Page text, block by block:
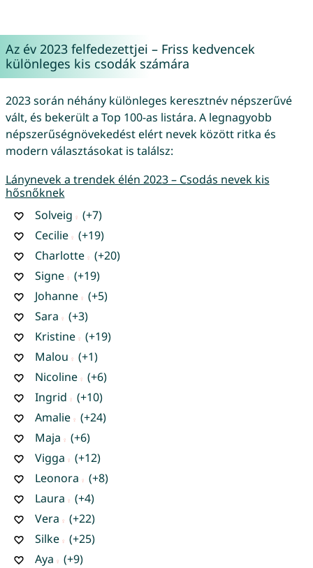
Az év 2023 felfedezettjei – Friss kedvencek
különleges kis csodák számára
2023 során néhány különleges keresztnév népszerűvé
vált, és bekerült a Top 100-as listára. A legnagyobb
népszerűségnövekedést elért nevek között ritka és
modern választásokat is találsz:
Lánynevek a trendek élén 2023 – Csodás nevek kis
hősnőknek
Solveig
(+7)
Cecilie
(+19)
Charlotte
(+20)
Signe
(+19)
Johanne
(+5)
Sara
(+3)
Kristine
(+19)
Malou
(+1)
Nicoline
(+6)
Ingrid
(+10)
Amalie
(+24)
Maja
(+6)
Vigga
(+12)
Leonora
(+8)
Laura
(+4)
Vera
(+22)
Silke
(+25)
Aya
(+9)